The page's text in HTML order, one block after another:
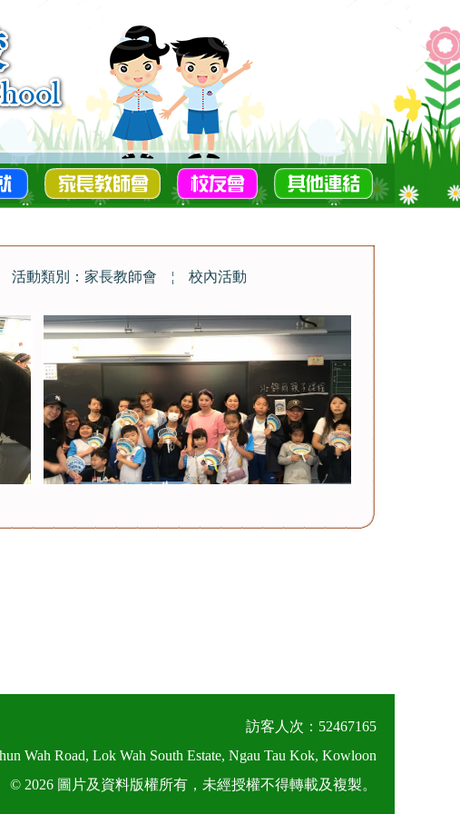
活動類別：家長教師會 ¦ 校內活動
訪客人次：52467165
Wah Road, Lok Wah South Estate, Ngau Tau Kok, Kowloon
© 2026 圖片及資料版權所有，未經授權不得轉載及複製。